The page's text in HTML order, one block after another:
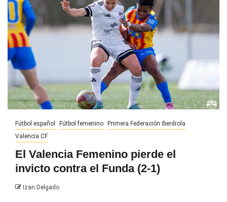
Fútbol español Fútbol femenino Primera Federación Iberdrola
Valencia CF
El Valencia Femenino pierde el
invicto contra el Funda (2-1)
Izan Delgado